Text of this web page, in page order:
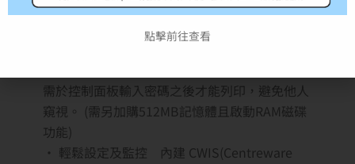
• 機密列印功能* 進階安全功能，例如機密列
需於控制面板輸入密碼之後才能列印，避免他人
窺視。 (需另加購512MB記憶體且啟動RAM磁碟
功能)
• 輕鬆設定及監控 內建 CWIS(Centreware
點擊前往查看